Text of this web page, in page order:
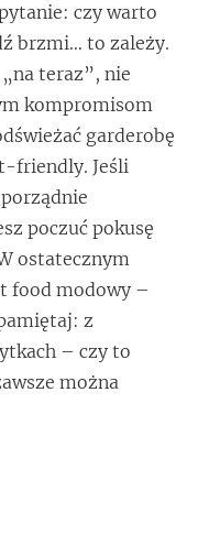
czy warto
brzmi… to zależy.
teraz”, nie
kompromisom
garderobę
friendly. Jeśli
poczuć pokusę
ostatecznym
food modowy –
z
– czy to
można